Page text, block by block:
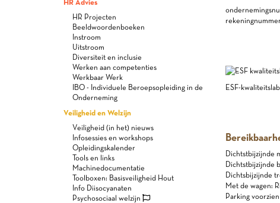
HR Projecten
Beeldwoordenboeken
Instroom
Uitstroom
Diversiteit en inclusie
Werken aan competenties
Werkbaar Werk
IBO - Individuele Beroepsopleiding in de
Onderneming
Veiligheid en Welzijn
Veiligheid (in het) nieuws
Infosessies en workshops
Opleidingskalender
Tools en links
Machinedocumentatie
Toolboxen: Basisveiligheid Hout
Info Diisocyanaten
Psychosociaal welzijn
ESF-
Dichtstbijzijnde
Dichtstbijzijnde
Dichtsbijzijnde
Met de wagen:
Parking